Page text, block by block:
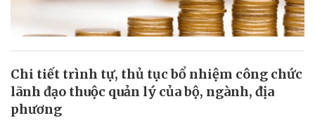
Chi tiết trình tự, thủ tục bổ nhiệm công chức
lãnh đạo thuộc quản lý của bộ, ngành, địa
phương